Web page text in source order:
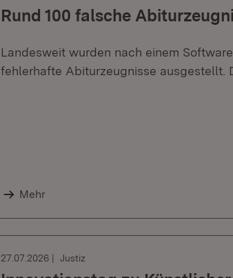
Rund 100 falsche
Landesweit wurden nach einem
fehlerhafte Abiturzeugnisse ausgestellt.
Mehr
27.07.2026 Justiz